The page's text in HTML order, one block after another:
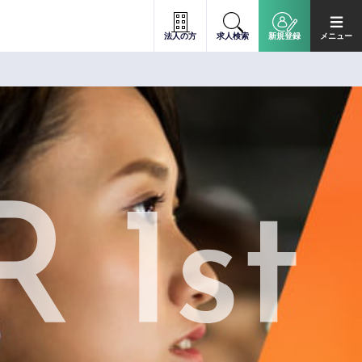
法人の方 求人検索 新規登録 メニュー